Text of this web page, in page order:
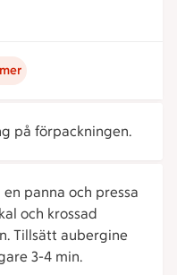
på förpackningen.
panna och pressa
och krossad
Tillsätt aubergine
3-4 min.